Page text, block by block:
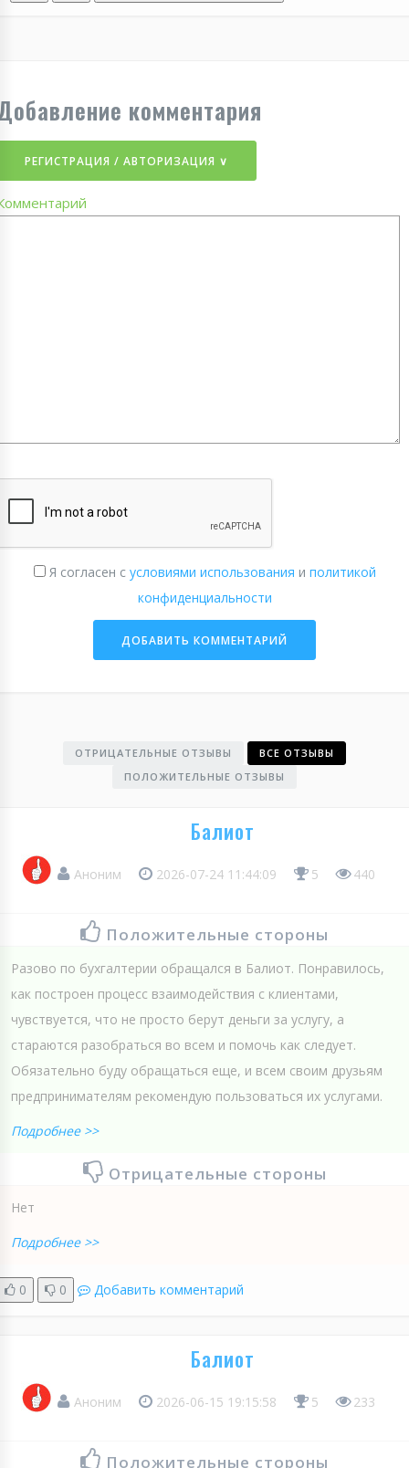
комментария
РЕГИСТРАЦИЯ / АВТОРИЗАЦИЯ ∨
Я согласен с условиями использования и политикой
конфиденциальности
ОТРИЦАТЕЛЬНЫЕ ОТЗЫВЫ
ВСЕ ОТЗЫВЫ
ПОЛОЖИТЕЛЬНЫЕ ОТЗЫВЫ
Балиот
Аноним 2026-07-24 11:44:09 5 440
Положительные стороны
Разово по бухгалтерии обращался в Балиот. Понравилось,
как построен процесс взаимодействия с клиентами,
чувствуется, что не просто берут деньги за услугу, а
стараются разобраться во всем и помочь как следует.
Обязательно буду обращаться еще, и всем своим друзьям
предпринимателям рекомендую пользоваться их услугами.
Подробнее >>
Отрицательные стороны
Нет
Подробнее >>
0 0 Добавить комментарий
Балиот
Аноним 2026-06-15 19:15:58 5 233
Положительные стороны